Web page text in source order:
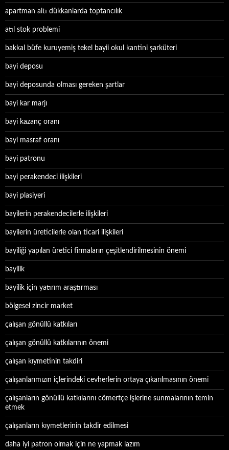
apartman altı dükkanlarda toptancılık
atıl stok problemi
bakkal büfe kuruyemiş tekel bayii okul kantini şarküteri
bayi deposu
bayi deposunda olması gereken şartlar
bayi kar marjı
bayi kazanç oranı
bayi masraf oranı
bayi patronu
bayi perakendeci ilişkileri
bayi plasiyeri
bayilerin perakendecilerle ilişkileri
bayilerin üreticilerle olan ticari ilişkileri
bayiliği yapılan üretici firmaların çeşitlendirilmesinin önemi
bayilik
bayilik için yatırım araştırması
bölgesel zincir market
çalışan gönüllü katkıları
çalışan gönüllü katkılarının önemi
çalışan kıymetinin takdiri
çalışanlarımızın içlerindeki cevherlerin ortaya çıkarılmasının önemi
çalışanların gönüllü katkılarını cömertçe işlerine sunmalarının temin
etmek
çalışanların kıymetlerinin takdir edilmesi
daha iyi patron olmak için ne yapmak lazım